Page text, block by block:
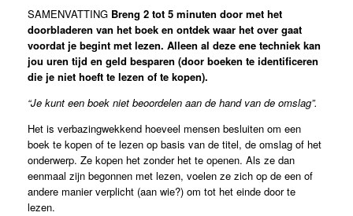
SAMENVATTING Breng 2 tot 5 minuten door met het
doorbladeren van het boek en ontdek waar het over gaat
voordat je begint met lezen. Alleen al deze ene techniek kan
jou uren tijd en geld besparen (door boeken te identificeren
die je niet hoeft te lezen of te kopen).
“Je kunt een boek niet beoordelen aan de hand van de omslag”.
Het is verbazingwekkend hoeveel mensen besluiten om een
boek te kopen of te lezen op basis van de titel, de omslag of het
onderwerp. Ze kopen het zonder het te openen. Als ze dan
eenmaal zijn begonnen met lezen, voelen ze zich op de een of
andere manier verplicht (aan wie?) om tot het einde door te
lezen.